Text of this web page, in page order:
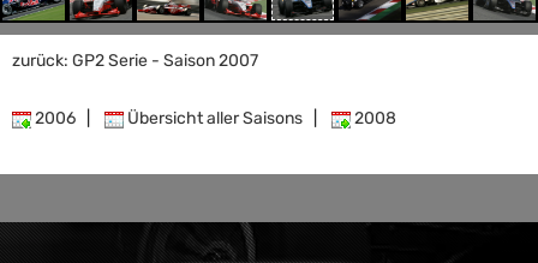
zurück: GP2 Serie - Saison 2007
2006 Übersicht aller Saisons 2008